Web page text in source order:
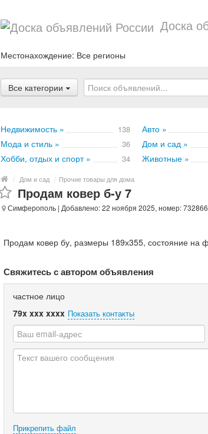
Доска
Местонахождение: Все регионы
Все категории
Недвижимость » 138 Авто »
Мода и стиль » 36 Дом и сад »
Хобби, отдых и спорт » 34 Животные »
/ Дом и сад / Прочие товары для дома
Продам ковер б-у 7
Симферополь | Добавлено: 22 ноября 2025, номер: 732866
Продам ковер бу, размеры 189х355, состояние на
Свяжитесь с автором объявления
частное лицо
79x xxx xxxx Показать контакты
Прикрепить файл